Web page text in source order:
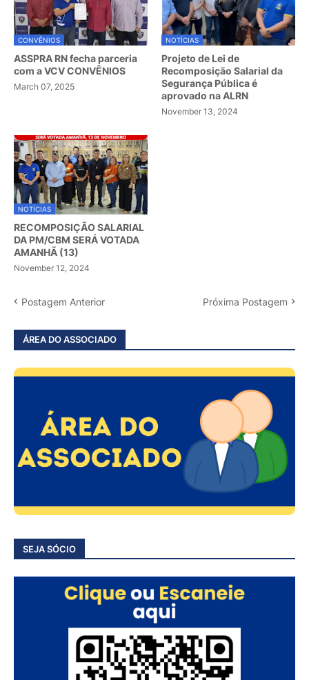
CONVÊNIOS
ASSPRA RN fecha parceria
com a VCV CONVÊNIOS
March 07, 2025
NOTÍCIAS
Projeto de Lei de
Recomposição Salarial da
Segurança Pública é
aprovado na ALRN
November 13, 2024
NOTÍCIAS
RECOMPOSIÇÃO SALARIAL
DA PM/CBM SERÁ VOTADA
AMANHÃ (13)
November 12, 2024
Postagem Anterior Próxima Postagem
ÁREA DO ASSOCIADO
SEJA SÓCIO